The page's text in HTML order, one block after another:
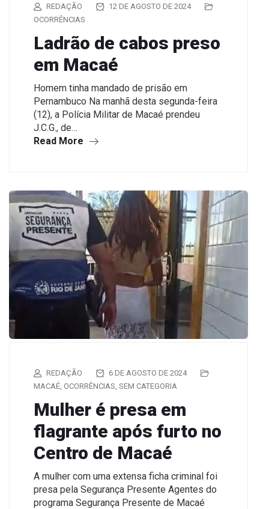
REDAÇÃO
12 DE AGOSTO DE 2024
OCORRÊNCIAS
Ladrão de cabos preso
em Macaé
Homem tinha mandado de prisão em
Pernambuco Na manhã desta segunda-feira
(12), a Polícia Militar de Macaé prendeu
J.C.G., de…
Read More
REDAÇÃO
6 DE AGOSTO DE 2024
MACAÉ, OCORRÊNCIAS, SEM CATEGORIA
Mulher é presa em
flagrante após furto no
Centro de Macaé
A mulher com uma extensa ficha criminal foi
presa pela Segurança Presente Agentes do
programa Segurança Presente de Macaé